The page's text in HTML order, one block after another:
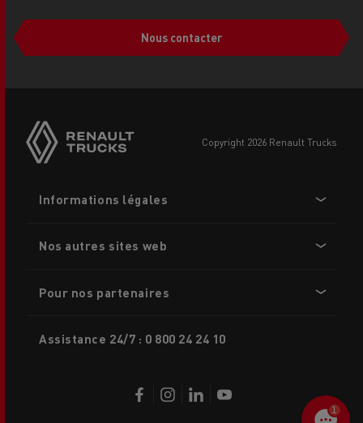
Nous contacter
buttons
copyright 2026 Renault Trucks
menu
Informations légales
Nos autres sites web
Pour nos partenaires
Assistance 24/7 : 0 800 24 24 10
1